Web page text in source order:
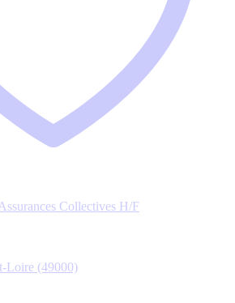
Collectives H/F
Loire (49000)